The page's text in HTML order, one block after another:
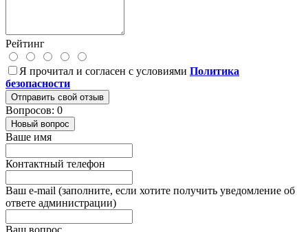
Рейтинг
Я прочитал и согласен с условиями Политика
безопасности
Отправить свой отзыв
Вопросов: 0
Новый вопрос
Ваше имя
Контактный телефон
Ваш e-mail (заполните, если хотите получить уведомление об
ответе администрации)
Ваш вопрос